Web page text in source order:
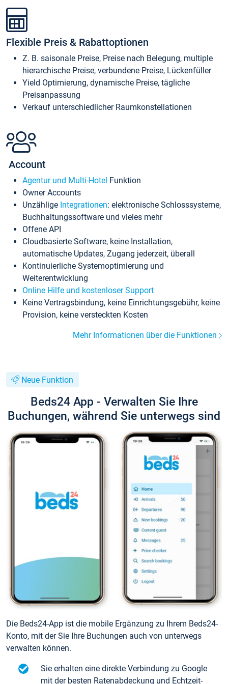
Flexible Preis & Rabattoptionen
Z. B. saisonale Preise, Preise nach Belegung, multiple
hierarchische Preise, verbundene Preise, Lückenfüller
Yield Optimierung, dynamische Preise, tägliche
Preisanpassung
Verkauf unterschiedlicher Raumkonstellationen
Account
Agentur und Multi-Hotel Funktion
Owner Accounts
Unzählige Integrationen: elektronische Schlosssysteme,
Buchhaltungssoftware und vieles mehr
Offene API
Cloudbasierte Software, keine Installation,
automatische Updates, Zugang jederzeit, überall
Kontinuierliche Systemoptimierung und
Weiterentwicklung
Online Hilfe und kostenloser Support
Keine Vertragsbindung, keine Einrichtungsgebühr, keine
Provision, keine versteckten Kosten
Mehr Informationen über die Funktionen
Neue Funktion
Beds24 App - Verwalten Sie Ihre
Buchungen, während Sie unterwegs sind
Die Beds24-App ist die mobile Ergänzung zu Ihrem Beds24-
Konto, mit der Sie Ihre Buchungen auch von unterwegs
verwalten können.
Sie erhalten eine direkte Verbindung zu Google
mit der besten Ratenabdeckung und Echtzeit-